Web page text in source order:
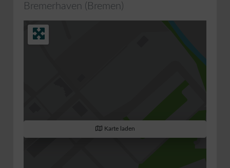
Bremerhaven ( Bremen)
Karte laden